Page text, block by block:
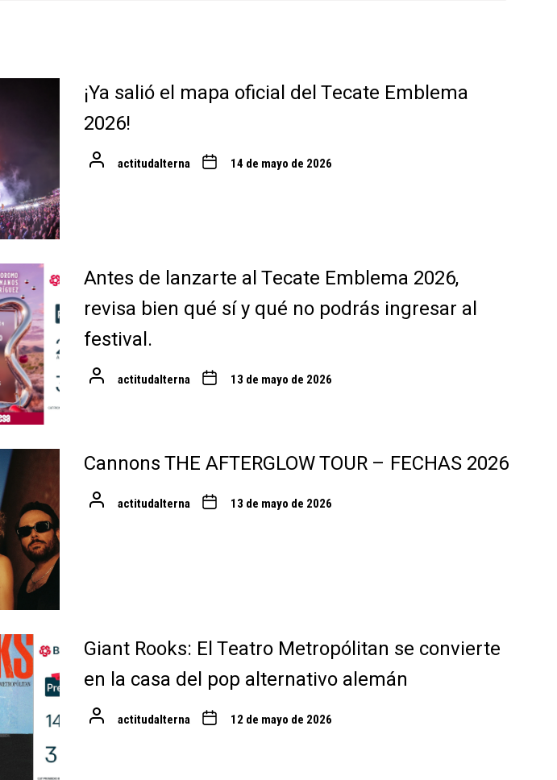
¡Ya salió el mapa oficial del Tecate Emblema
2026!
actitudalterna 14 de mayo de 2026
Antes de lanzarte al Tecate Emblema 2026,
revisa bien qué sí y qué no podrás ingresar al
festival.
actitudalterna 13 de mayo de 2026
Cannons THE AFTERGLOW TOUR – FECHAS 2026
actitudalterna 13 de mayo de 2026
Giant Rooks: El Teatro Metropólitan se convierte
en la casa del pop alternativo alemán
actitudalterna 12 de mayo de 2026